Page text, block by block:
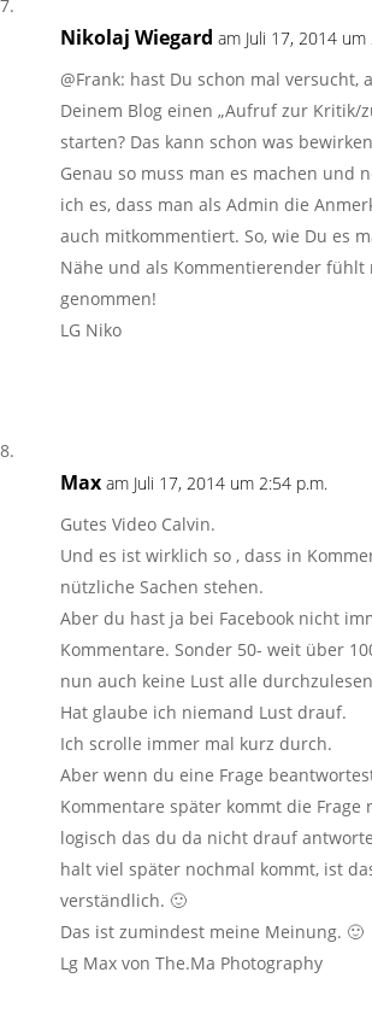
Nikolaj Wiegard am Juli 17, 2014 um
@Frank: hast Du schon mal versucht,
Deinem Blog einen „Aufruf zur Kritik/
starten? Das kann schon was
Genau so muss man es machen und
ich es, dass man als Admin die
auch mitkommentiert. So, wie Du es
Nähe und als Kommentierender fühlt
genommen!
LG Niko
Max am Juli 17, 2014 um 2:54 p.m.
Gutes Video Calvin.
Und es ist wirklich so , dass in
nützliche Sachen stehen.
Aber du hast ja bei Facebook nicht
Kommentare. Sonder 50- weit über
nun auch keine Lust alle
Hat glaube ich niemand Lust drauf.
Ich scrolle immer mal kurz durch.
Aber wenn du eine Frage
Kommentare später kommt die Frage
logisch das du da nicht drauf
halt viel später nochmal kommt, ist
verständlich. 🙂
Das ist zumindest meine Meinung. 🙂
Lg Max von The.Ma Photography